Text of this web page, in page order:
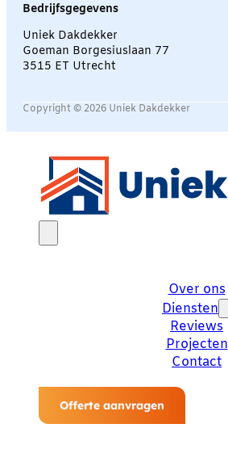
Bedrijfsgegevens
Uniek Dakdekker
Goeman Borgesiuslaan 77
3515 ET Utrecht
Copyright © 2026 Uniek Dakdekker
Over ons
Diensten
Reviews
Projecten
Contact
Offerte aanvragen